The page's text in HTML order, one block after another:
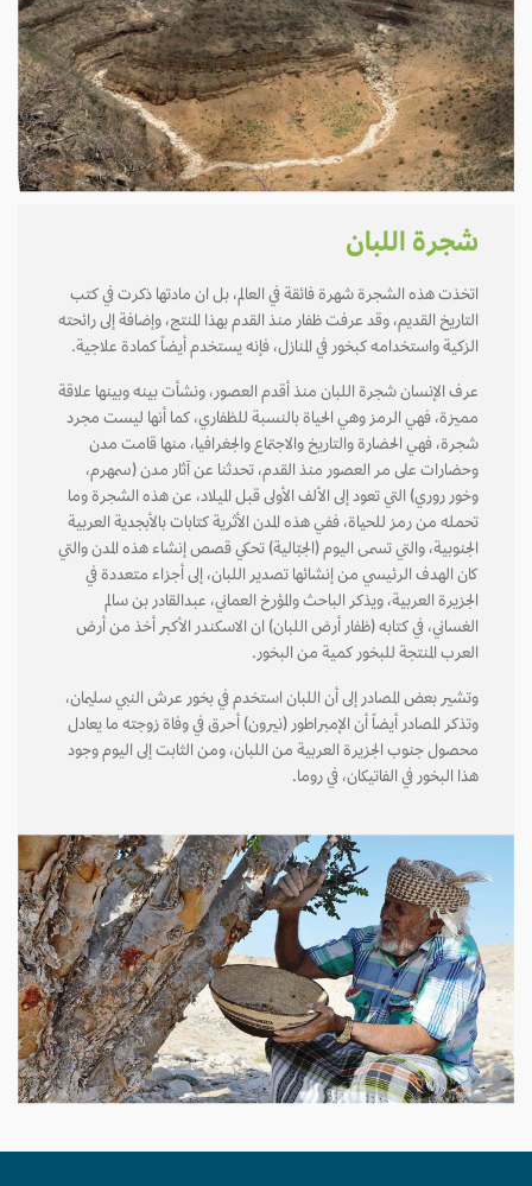
شجرة اللبان
اتخذت هذه الشجرة شهرة فائقة في العالم، بل ان مادتها ذكرت في كتب
التاريخ القديم، وقد عرفت ظفار منذ القدم بهذا المنتج، وإضافة إلى رائحته
الزكية واستخدامه كبخور في المنازل، فإنه يستخدم أيضاً كمادة علاجية.
عرف الإنسان شجرة اللبان منذ أقدم العصور، ونشأت بينه وبينها علاقة
مميزة، فهي الرمز وهي الحياة بالنسبة للظفاري، كما أنها ليست مجرد
شجرة، فهي الحضارة والتاريخ والاجتماع والجغرافيا، منها قامت مدن
وحضارات على مر العصور منذ القدم، تحدثنا عن آثار مدن (سمهرم،
وخور روري) التي تعود إلى الألف الأولى قبل الميلاد، عن هذه الشجرة وما
تحمله من رمز للحياة، ففي هذه المدن الأثرية كتابات بالأبجدية العربية
الجنوبية، والتي تسمى اليوم (الجبّالية) تحكي قصص إنشاء هذه المدن والتي
كان الهدف الرئيسي من إنشائها تصدير اللبان، إلى أجزاء متعددة في
الجزيرة العربية، ويذكر الباحث والمؤرخ العماني، عبدالقادر بن سالم
الغساني، في كتابه (ظفار أرض اللبان) ان الاسكندر الأكبر أخذ من أرض
العرب المنتجة للبخور كمية من البخور.
وتشير بعض المصادر إلى أن اللبان استخدم في بخور عرش النبي سليمان،
وتذكر المصادر أيضاً أن الإمبراطور (نيرون) أحرق في وفاة زوجته ما يعادل
محصول جنوب الجزيرة العربية من اللبان، ومن الثابت إلى اليوم وجود
هذا البخور في الفاتيكان، في روما.